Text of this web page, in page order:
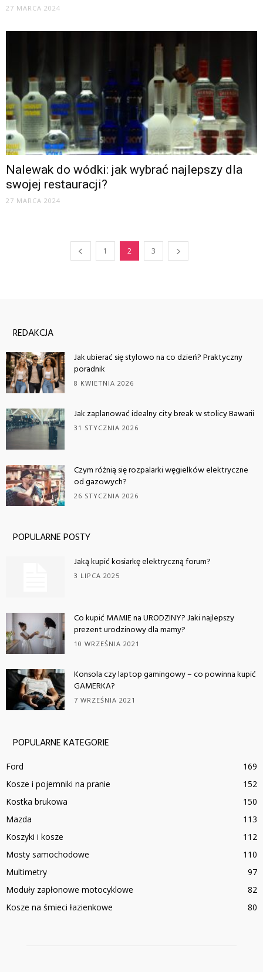
27 MARCA 2024
Nalewak do wódki: jak wybrać najlepszy dla
swojej restauracji?
27 MARCA 2024
1 2 3
REDAKCJA
Jak ubierać się stylowo na co dzień? Praktyczny
poradnik
8 KWIETNIA 2026
Jak zaplanować idealny city break w stolicy Bawarii
31 STYCZNIA 2026
Czym różnią się rozpalarki węgielków elektryczne
od gazowych?
26 STYCZNIA 2026
POPULARNE POSTY
Jaką kupić kosiarkę elektryczną forum?
3 LIPCA 2025
Co kupić MAMIE na URODZINY? Jaki najlepszy
prezent urodzinowy dla mamy?
10 WRZEŚNIA 2021
Konsola czy laptop gamingowy – co powinna kupić
GAMERKA?
7 WRZEŚNIA 2021
POPULARNE KATEGORIE
Ford
169
Kosze i pojemniki na pranie
152
Kostka brukowa
150
Mazda
113
Koszyki i kosze
112
Mosty samochodowe
110
Multimetry
97
Moduły zapłonowe motocyklowe
82
Kosze na śmieci łazienkowe
80